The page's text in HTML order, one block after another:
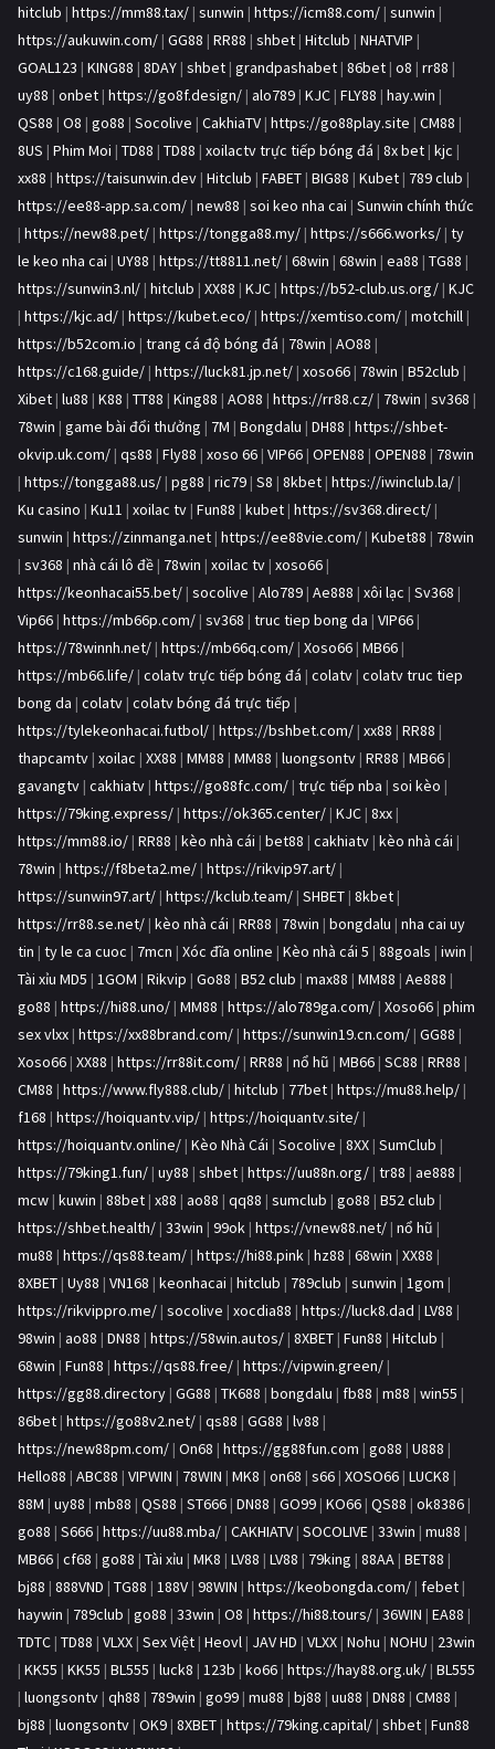
hitclub | https://mm88.tax/ | sunwin | https://icm88.com/ | sunwin |
https://aukuwin.com/ | GG88 | RR88 | shbet | Hitclub | NHATVIP |
GOAL123 | KING88 | 8DAY | shbet | grandpashabet | 86bet | o8 | rr88 |
uy88 | onbet | https://go8f.design/ | alo789 | KJC | FLY88 | hay.win |
QS88 | O8 | go88 | Socolive | CakhiaTV | https://go88play.site | CM88 |
8US | Phim Moi | TD88 | TD88 | xoilactv trực tiếp bóng đá | 8x bet | kjc |
xx88 | https://taisunwin.dev | Hitclub | FABET | BIG88 | Kubet | 789 club |
https://ee88-app.sa.com/ | new88 | soi keo nha cai | Sunwin chính thức
| https://new88.pet/ | https://tongga88.my/ | https://s666.works/ | ty
le keo nha cai | UY88 | https://tt8811.net/ | 68win | 68win | ea88 | TG88 |
https://sunwin3.nl/ | hitclub | XX88 | KJC | https://b52-club.us.org/ | KJC
| https://kjc.ad/ | https://kubet.eco/ | https://xemtiso.com/ | motchill |
https://b52com.io | trang cá độ bóng đá | 78win | AO88 |
https://c168.guide/ | https://luck81.jp.net/ | xoso66 | 78win | B52club |
Xibet | lu88 | K88 | TT88 | King88 | AO88 | https://rr88.cz/ | 78win | sv368 |
78win | game bài đổi thưởng | 7M | Bongdalu | DH88 | https://shbet-
okvip.uk.com/ | qs88 | Fly88 | xoso 66 | VIP66 | OPEN88 | OPEN88 | 78win
| https://tongga88.us/ | pg88 | ric79 | S8 | 8kbet | https://iwinclub.la/ |
Ku casino | Ku11 | xoilac tv | Fun88 | kubet | https://sv368.direct/ |
sunwin | https://zinmanga.net | https://ee88vie.com/ | Kubet88 | 78win
| sv368 | nhà cái lô đề | 78win | xoilac tv | xoso66 |
https://keonhacai55.bet/ | socolive | Alo789 | Ae888 | xôi lạc | Sv368 |
Vip66 | https://mb66p.com/ | sv368 | truc tiep bong da | VIP66 |
https://78winnh.net/ | https://mb66q.com/ | Xoso66 | MB66 |
https://mb66.life/ | colatv trực tiếp bóng đá | colatv | colatv truc tiep
bong da | colatv | colatv bóng đá trực tiếp |
https://tylekeonhacai.futbol/ | https://bshbet.com/ | xx88 | RR88 |
thapcamtv | xoilac | XX88 | MM88 | MM88 | luongsontv | RR88 | MB66 |
gavangtv | cakhiatv | https://go88fc.com/ | trực tiếp nba | soi kèo |
https://79king.express/ | https://ok365.center/ | KJC | 8xx |
https://mm88.io/ | RR88 | kèo nhà cái | bet88 | cakhiatv | kèo nhà cái |
78win | https://f8beta2.me/ | https://rikvip97.art/ |
https://sunwin97.art/ | https://kclub.team/ | SHBET | 8kbet |
https://rr88.se.net/ | kèo nhà cái | RR88 | 78win | bongdalu | nha cai uy
tin | ty le ca cuoc | 7mcn | Xóc đĩa online | Kèo nhà cái 5 | 88goals | iwin |
Tài xỉu MD5 | 1GOM | Rikvip | Go88 | B52 club | max88 | MM88 | Ae888 |
go88 | https://hi88.uno/ | MM88 | https://alo789ga.com/ | Xoso66 | phim
sex vlxx | https://xx88brand.com/ | https://sunwin19.cn.com/ | GG88 |
Xoso66 | XX88 | https://rr88it.com/ | RR88 | nổ hũ | MB66 | SC88 | RR88 |
CM88 | https://www.fly888.club/ | hitclub | 77bet | https://mu88.help/ |
f168 | https://hoiquantv.vip/ | https://hoiquantv.site/ |
https://hoiquantv.online/ | Kèo Nhà Cái | Socolive | 8XX | SumClub |
https://79king1.fun/ | uy88 | shbet | https://uu88n.org/ | tr88 | ae888 |
mcw | kuwin | 88bet | x88 | ao88 | qq88 | sumclub | go88 | B52 club |
https://shbet.health/ | 33win | 99ok | https://vnew88.net/ | nổ hũ |
mu88 | https://qs88.team/ | https://hi88.pink | hz88 | 68win | XX88 |
8XBET | Uy88 | VN168 | keonhacai | hitclub | 789club | sunwin | 1gom |
https://rikvippro.me/ | socolive | xocdia88 | https://luck8.dad | LV88 |
98win | ao88 | DN88 | https://58win.autos/ | 8XBET | Fun88 | Hitclub |
68win | Fun88 | https://qs88.free/ | https://vipwin.green/ |
https://gg88.directory | GG88 | TK688 | bongdalu | fb88 | m88 | win55 |
86bet | https://go88v2.net/ | qs88 | GG88 | lv88 |
https://new88pm.com/ | On68 | https://gg88fun.com | go88 | U888 |
Hello88 | ABC88 | VIPWIN | 78WIN | MK8 | on68 | s66 | XOSO66 | LUCK8 |
88M | uy88 | mb88 | QS88 | ST666 | DN88 | GO99 | KO66 | QS88 | ok8386 |
go88 | S666 | https://uu88.mba/ | CAKHIATV | SOCOLIVE | 33win | mu88 |
MB66 | cf68 | go88 | Tài xỉu | MK8 | LV88 | LV88 | 79king | 88AA | BET88 |
bj88 | 888VND | TG88 | 188V | 98WIN | https://keobongda.com/ | febet |
haywin | 789club | go88 | 33win | O8 | https://hi88.tours/ | 36WIN | EA88 |
TDTC | TD88 | VLXX | Sex Việt | Heovl | JAV HD | VLXX | Nohu | NOHU | 23win
| KK55 | KK55 | BL555 | luck8 | 123b | ko66 | https://hay88.org.uk/ | BL555
| luongsontv | qh88 | 789win | go99 | mu88 | bj88 | uu88 | DN88 | CM88 |
bj88 | luongsontv | OK9 | 8XBET | https://79king.capital/ | shbet | Fun88